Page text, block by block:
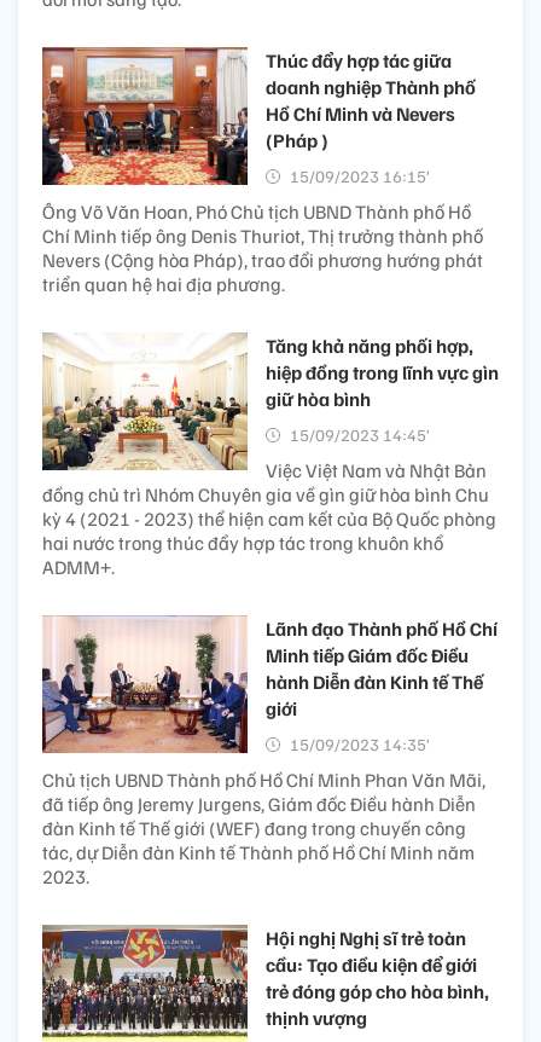
Thúc đẩy hợp tác giữa
doanh nghiệp Thành phố
Hồ Chí Minh và Nevers
(Pháp )
15/09/2023 16:15’
Ông Võ Văn Hoan, Phó Chủ tịch UBND Thành phố Hồ
Chí Minh tiếp ông Denis Thuriot, Thị trưởng thành phố
Nevers (Cộng hòa Pháp), trao đổi phương hướng phát
triển quan hệ hai địa phương.
Tăng khả năng phối hợp,
hiệp đồng trong lĩnh vực gìn
giữ hòa bình
15/09/2023 14:45’
Việc Việt Nam và Nhật Bản
đồng chủ trì Nhóm Chuyên gia về gìn giữ hòa bình Chu
kỳ 4 (2021 - 2023) thể hiện cam kết của Bộ Quốc phòng
hai nước trong thúc đẩy hợp tác trong khuôn khổ
ADMM+.
Lãnh đạo Thành phố Hồ Chí
Minh tiếp Giám đốc Điều
hành Diễn đàn Kinh tế Thế
giới
15/09/2023 14:35’
Chủ tịch UBND Thành phố Hồ Chí Minh Phan Văn Mãi,
đã tiếp ông Jeremy Jurgens, Giám đốc Điều hành Diễn
đàn Kinh tế Thế giới (WEF) đang trong chuyến công
tác, dự Diễn đàn Kinh tế Thành phố Hồ Chí Minh năm
2023.
Hội nghị Nghị sĩ trẻ toàn
cầu: Tạo điều kiện để giới
trẻ đóng góp cho hòa bình,
thịnh vượng